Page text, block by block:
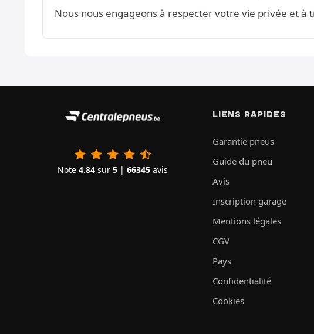
Nous nous engageons à respecter votre vie privée et à
Note 4.84 sur 5 | 66345 avis
LIENS RAPIDES
Garantie pneus
Guide du pneu
Avis
Inscription garage
Mentions légales
CGV
Pays
Confidentialité
Cookies